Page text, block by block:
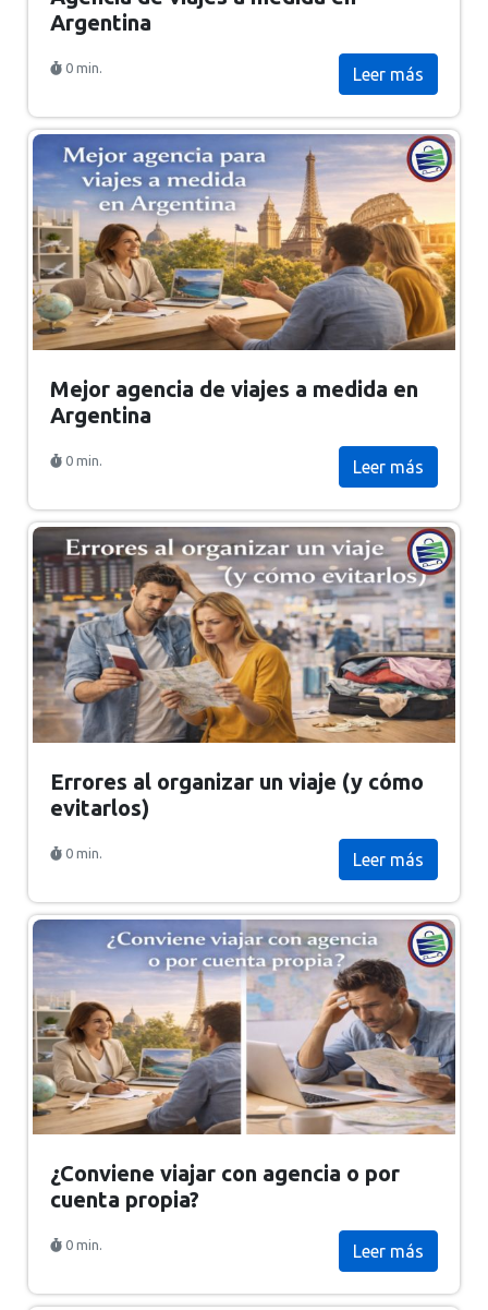
Argentina
0 min. Leer más
Mejor agencia de viajes a medida en
Argentina
0 min. Leer más
Errores al organizar un viaje (y cómo
evitarlos)
0 min. Leer más
¿Conviene viajar con agencia o por
cuenta propia?
0 min. Leer más